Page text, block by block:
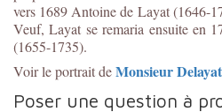
vers 1689 Antoine de Layat (1646-
Veuf, Layat se remaria ensuite en
(1655-1735).
Voir le portrait deMonsieur
Poser une question à